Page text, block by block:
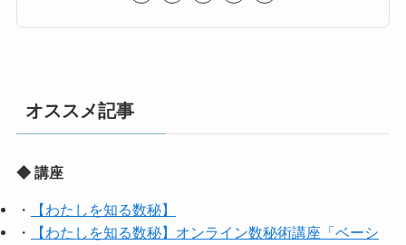
オススメ記事
◆ 講座
・
【わたしを知る数秘】
・
【わたしを知る数秘】オンライン数秘術講座「ベーシ